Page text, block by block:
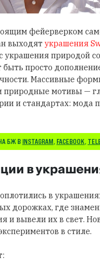
фейерверком
выходят украшения
украшения природой
просто
Массивные
природные мотивы —
и стандартах: мода
БЖ В INSTAGRAM, FACEBOOK,
в
в
дорожках, где
и вывели их в свет.
в стиле.